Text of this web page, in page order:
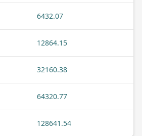
6432.07
12864.15
32160.38
64320.77
128641.54